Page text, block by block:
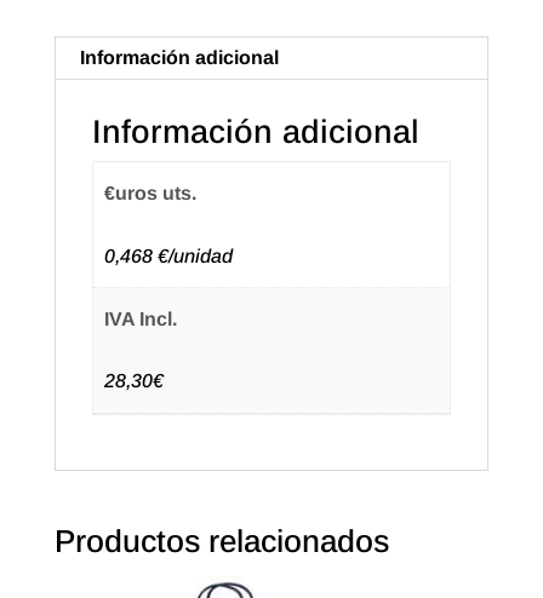
Color
Blanca
(50u.)
cantidad
Información adicional
Información adicional
€uros uts.
0,468 €/unidad
IVA Incl.
28,30€
Productos relacionados